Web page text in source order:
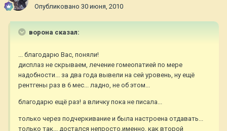
Опубликовано 30 июня, 2010
ворона сказал:
... благодарю Вас, поняли!
дисплаз не скрываем, лечение гомеопатией по мере
надобности... за два года вывели на сей уровень, ну ещё
рентгены раз в 6 мес... ладно, не об этом...
благодарю ещё раз! а вличку пока не писала...
только через подчеркивание и была настроена отдавать...
только так... достался непросто,именно, как второй